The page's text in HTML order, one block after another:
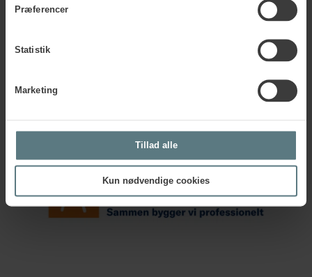
Præferencer
Statistik
Marketing
Tillad alle
Kun nødvendige cookies